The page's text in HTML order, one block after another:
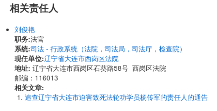
相关责任人
刘俊艳
职务:法官
系统:司法 - 行政系统（法院，司法局，司法厅，检查院）
现任单位:辽宁省大连市西岗区法院
地址: 辽宁省大连市西岗区石葵路58号 西岗区法院
邮编：116013
相关文章:
追查辽宁省大连市迫害致死法轮功学员杨传军的责任人的通告